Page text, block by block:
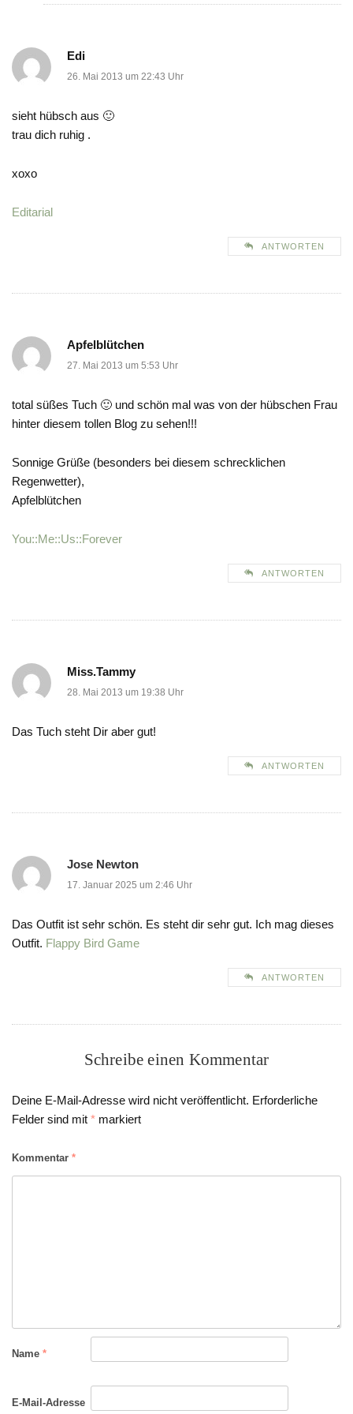
Edi
26. Mai 2013 um 22:43 Uhr
sieht hübsch aus 🙂
trau dich ruhig .
xoxo
Editarial
ANTWORTEN
Apfelblütchen
27. Mai 2013 um 5:53 Uhr
total süßes Tuch 🙂 und schön mal was von der hübschen Frau
hinter diesem tollen Blog zu sehen!!!
Sonnige Grüße (besonders bei diesem schrecklichen
Regenwetter),
Apfelblütchen
You::Me::Us::Forever
ANTWORTEN
Miss.Tammy
28. Mai 2013 um 19:38 Uhr
Das Tuch steht Dir aber gut!
ANTWORTEN
Jose Newton
17. Januar 2025 um 2:46 Uhr
Das Outfit ist sehr schön. Es steht dir sehr gut. Ich mag dieses
Outfit. Flappy Bird Game
ANTWORTEN
Schreibe einen Kommentar
Deine E-Mail-Adresse wird nicht veröffentlicht. Erforderliche
Felder sind mit * markiert
Kommentar *
Name *
E-Mail-Adresse